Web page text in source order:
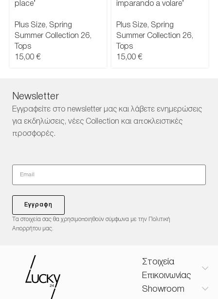
place’
Plus Size, Spring
Summer Collection 26,
Tops
15,00 €
imparando a volare’
Plus Size, Spring
Summer Collection 26,
Tops
15,00 €
Newsletter
Εγγραφείτε στο newsletter μας και λάβετε ενημερώσεις
για εκδηλώσεις, νέες Collection και αποκλειστικές
προσφορές.
Εγγραφη
Τα στοιχεία σας θα χρησιμοποιηθούν σύμφωνα με την Πολιτική
Απορρήτου μας.
Στοιχεία
Επικοινωνίας
Showroom